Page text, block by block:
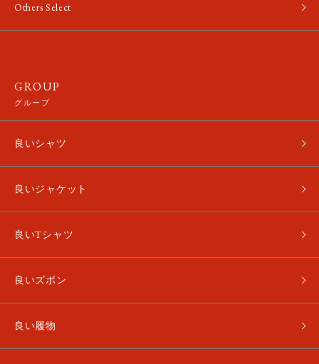
Others Select
GROUP
グループ
良いシャツ
良いジャケット
良いTシャツ
良いズボン
良い履物